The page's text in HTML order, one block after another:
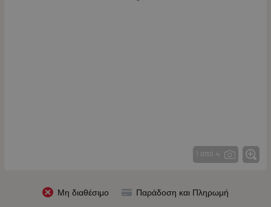
1 από 4
Μη διαθέσιμο Παράδοση και Πληρωμή